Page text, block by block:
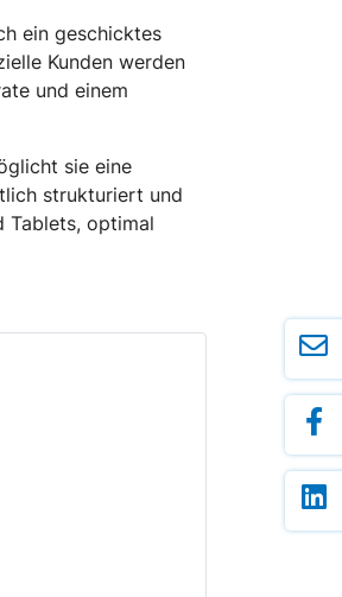
ein geschicktes
Kunden werden
und einem
sie eine
strukturiert und
Tablets, optimal